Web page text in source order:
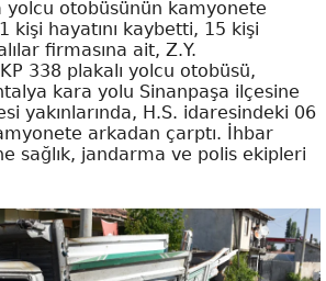
yolcu otobüsünün kamyonete
kişi hayatını kaybetti, 15 kişi
firmasına ait, Z.Y.
338 plakalı yolcu otobüsü,
kara yolu Sinanpaşa ilçesine
yakınlarında, H.S. idaresindeki 06
arkadan çarptı. İhbar
sağlık, jandarma ve polis ekipleri